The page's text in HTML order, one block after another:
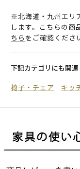
※北海道・九州エリ
します。こちらの商
ちら をご確認くださ
下記カテゴリにも関
椅子・チェア
キッ